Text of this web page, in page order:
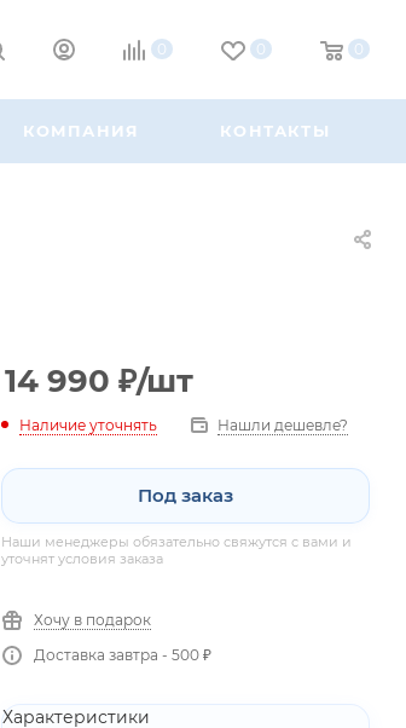
0 0 0
КОМПАНИЯ КОНТАКТЫ
14 990 ₽/шт
Наличие уточнять Нашли дешевле?
Под заказ
Наши менеджеры обязательно свяжутся с вами и
уточнят условия заказа
Хочу в подарок
Доставка завтра - 500 ₽
Характеристики